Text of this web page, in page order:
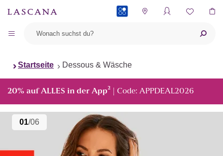
Startseite Dessous & Wäsche
20% auf ALLES in der App² | Code: APPDEAL2026
01/06